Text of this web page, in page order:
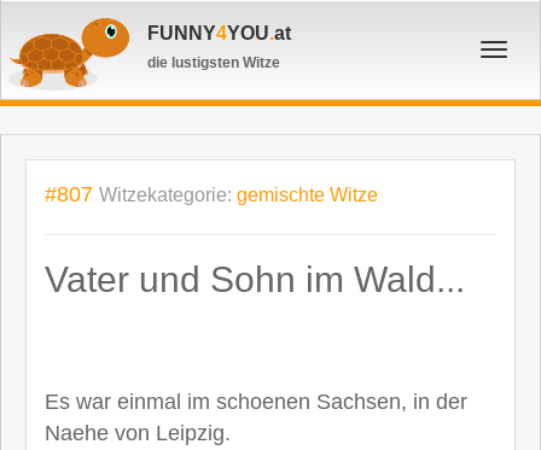
FUNNY4YOU.at
die lustigsten Witze
#807 Witzekategorie: gemischte Witze
Vater und Sohn im Wald...
Es war einmal im schoenen Sachsen, in der
Naehe von Leipzig.